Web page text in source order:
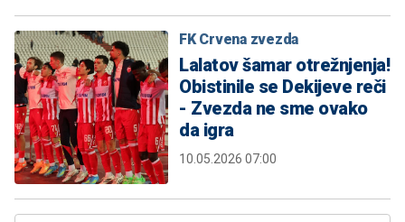
FK Crvena zvezda
Lalatov šamar otrežnjenja!
Obistinile se Dekijeve reči
- Zvezda ne sme ovako
da igra
10.05.2026 07:00